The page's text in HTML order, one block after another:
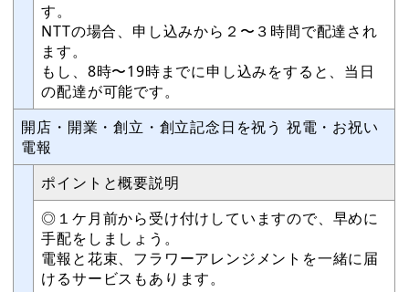
す。
NTTの場合、申し込みから２〜３時間で配達され
ます。
もし、8時〜19時までに申し込みをすると、当日
の配達が可能です。
開店・開業・創立・創立記念日を祝う 祝電・お祝い
電報
ポイントと概要説明
◎１ケ月前から受け付けしていますので、早めに
手配をしましょう。
電報と花束、フラワーアレンジメントを一緒に届
けるサービスもあります。